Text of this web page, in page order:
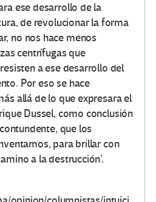
ese desarrollo de la
de revolucionar la forma
no nos hace menos
centrífugas que
a ese desarrollo del
Por eso se hace
allá de lo que expresara el
Dussel, como conclusión
que los
para brillar con
a la destrucción’.